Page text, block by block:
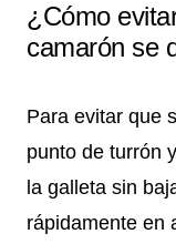
¿Cómo
camarón se
Para evitar que
punto de turrón
la galleta sin
rápidamente en